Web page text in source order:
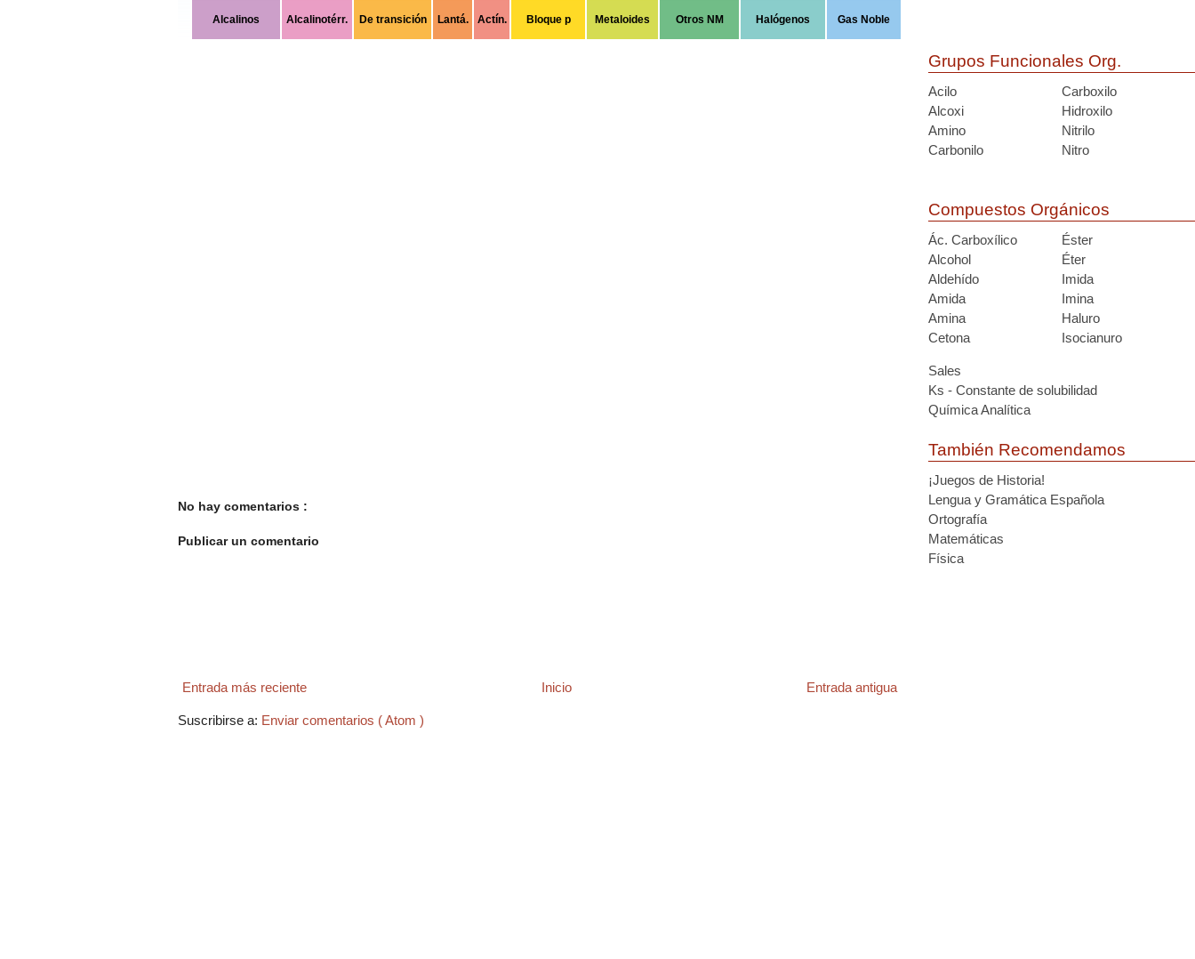
Alcalinos Alcalinotérr. De transición Lantá. Actín. Bloque p Metaloides Otros NM Halógenos Gas Noble
No hay comentarios :
Publicar un comentario
Entrada más reciente Entrada antigua
Inicio
Suscribirse a: Enviar comentarios ( Atom )
Grupos Funcionales Org.
Acilo
Carboxilo
Alcoxi
Hidroxilo
Amino
Nitrilo
Carbonilo
Nitro
Compuestos Orgánicos
Ác. Carboxílico
Éster
Alcohol
Éter
Aldehído
Imida
Amida
Imina
Amina
Haluro
Cetona
Isocianuro
Sales
Ks - Constante de solubilidad
Química Analítica
También Recomendamos
¡Juegos de Historia!
Lengua y Gramática Española
Ortografía
Matemáticas
Física